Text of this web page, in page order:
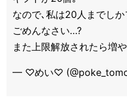
なので､私は20人までし
ごめんなさい…?
また上限解放されたら増
— ♡めい♡